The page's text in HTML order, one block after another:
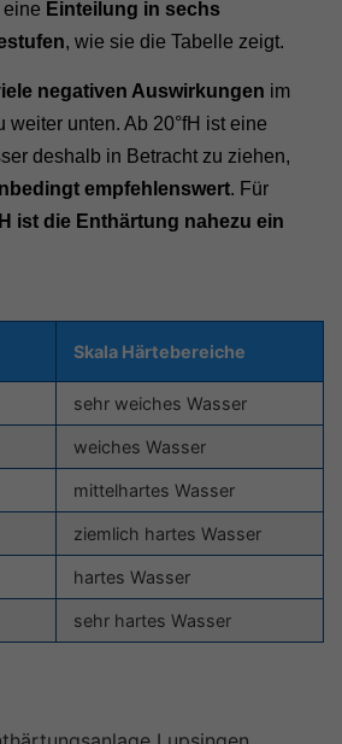
Skala Härtebereiche
sehr weiches Wasser
weiches Wasser
mittelhartes Wasser
ziemlich hartes Wasser
hartes Wasser
sehr hartes Wasser
eine Einteilung in sechs
, wie sie die Tabelle zeigt.
negativen Auswirkungen im
weiter unten. Ab 20°fH ist eine
deshalb in Betracht zu ziehen,
empfehlenswert. Für
ist die Enthärtung nahezu ein